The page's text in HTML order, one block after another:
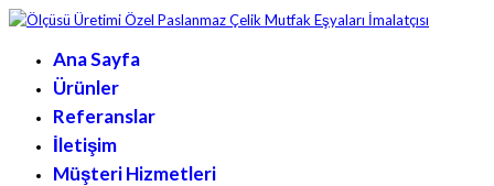
Ana Sayfa
Ürünler
Referanslar
İletişim
Müşteri Hizmetleri